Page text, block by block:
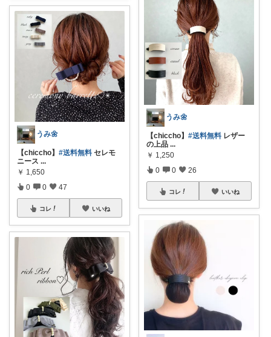
うみ🌼
【chiccho】 #送料無料 セレモ
ニース ...
￥ 1,650
0 0 47
コレ いいね
うみ🌼
【chiccho】 #送料無料 レザー
の上品 ...
￥ 1,250
0 0 26
コレ いいね